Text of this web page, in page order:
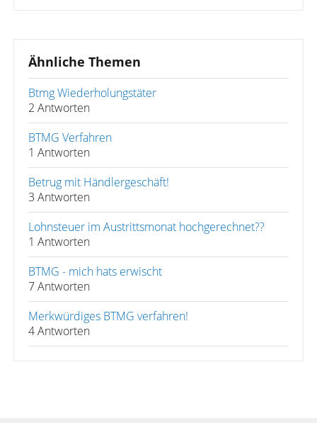
Ähnliche Themen
Btmg Wiederholungstäter
2 Antworten
BTMG Verfahren
1 Antworten
Betrug mit Händlergeschäft!
3 Antworten
Lohnsteuer im Austrittsmonat hochgerechnet??
1 Antworten
BTMG - mich hats erwischt
7 Antworten
Merkwürdiges BTMG verfahren!
4 Antworten